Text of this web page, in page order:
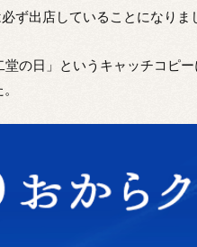
ず出店していることになり
の日」というキャッチコピ